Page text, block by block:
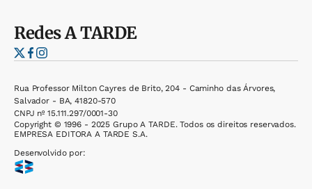
RedesA TARDE
Rua Professor Milton Cayres de Brito, 204 - Caminho das Árvores,
Salvador - BA, 41820-570
CNPJ nº 15.111.297/0001-30
Copyright © 1996 - 2025 Grupo A TARDE. Todos os direitos reservados.
EMPRESA EDITORA A TARDE S.A.
Desenvolvido por: